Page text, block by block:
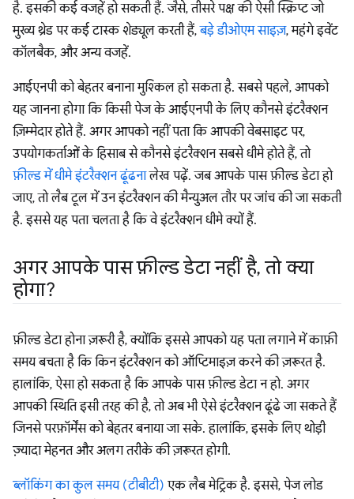
है. इसकी कई वजहें हो सकती हैं. जैसे, तीसरे पक्ष की ऐसी स्क्रिप्ट जो
मुख्य थ्रेड पर कई टास्क शेड्यूल करती हैं,बड़े डीओएम साइज़, महंगे इवेंट
कॉलबैक, और अन्य वजहें.
आईएनपी को बेहतर बनाना मुश्किल हो सकता है. सबसे पहले, आपको
यह जानना होगा कि किसी पेज के आईएनपी के लिए कौनसे इंटरैक्शन
ज़िम्मेदार होते हैं. अगर आपको नहीं पता कि आपकी वेबसाइट पर,
उपयोगकर्ताओं के हिसाब से कौनसे इंटरैक्शन सबसे धीमे होते हैं, तो
फ़ील्ड में धीमे इंटरैक्शन ढूंढनालेख पढ़ें. जब आपके पास फ़ील्ड डेटा हो
जाए, तो लैब टूल में उन इंटरैक्शन की मैन्युअल तौर पर जांच की जा सकती
है. इससे यह पता चलता है कि वे इंटरैक्शन धीमे क्यों हैं.
अगर आपके पास फ़ील्ड डेटा नहीं है, तो क्या
होगा?
फ़ील्ड डेटा होना ज़रूरी है, क्योंकि इससे आपको यह पता लगाने में काफ़ी
समय बचता है कि किन इंटरैक्शन को ऑप्टिमाइज़ करने की ज़रूरत है.
हालांकि, ऐसा हो सकता है कि आपके पास फ़ील्ड डेटा न हो. अगर
आपकी स्थिति इसी तरह की है, तो अब भी ऐसे इंटरैक्शन ढूंढे जा सकते हैं
जिनसे परफ़ॉर्मेंस को बेहतर बनाया जा सके. हालांकि, इसके लिए थोड़ी
ज़्यादा मेहनत और अलग तरीके की ज़रूरत होगी.
ब्लॉकिंग का कुल समय (टीबीटी) एक लैब मेट्रिक है. इससे, पेज लोड